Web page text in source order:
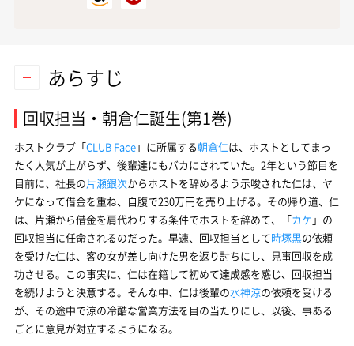
あらすじ
回収担当・朝倉仁誕生(第1巻)
ホストクラブ「CLUB Face」に所属する朝倉仁は、ホストとしてまっ
たく人気が上がらず、後輩達にもバカにされていた。2年という節目を
目前に、社長の片瀬銀次からホストを辞めるよう示唆された仁は、ヤ
ケになって借金を重ね、自腹で230万円を売り上げる。その帰り道、仁
は、片瀬から借金を肩代わりする条件でホストを辞めて、「カケ 」の
回収担当に任命されるのだった。早速、回収担当として時塚黒の依頼
を受けた仁は、客の女が差し向けた男を返り討ちにし、見事回収を成
功させる。この事実に、仁は在籍して初めて達成感を感じ、回収担当
を続けようと決意する。そんな中、仁は後輩の水神涼の依頼を受ける
が、その途中で涼の冷酷な営業方法を目の当たりにし、以後、事ある
ごとに意見が対立するようになる。